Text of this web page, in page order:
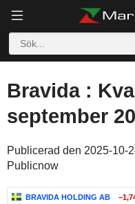
Bravida :
september
Publicerad den 2025-10-
Publicnow
BRAVIDA HOLDING AB